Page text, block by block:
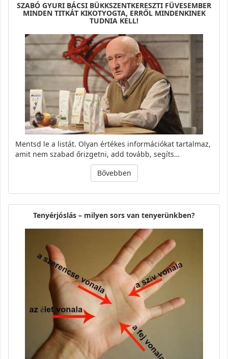
SZABÓ GYURI BÁCSI BÜKKSZENTKERESZTI FÜVESEMBER
MINDEN TITKÁT KIKOTYOGTA, ERRŐL MINDENKINEK
TUDNIA KELL!
Mentsd le a listát. Olyan értékes információkat tartalmaz,
amit nem szabad őrizgetni, add tovább, segíts…
Bővebben
Tenyérjóslás – milyen sors van tenyerünkben?